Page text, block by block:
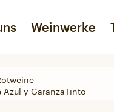
Weinwerke
Sekt
Lebensmittel
y GaranzaTinto